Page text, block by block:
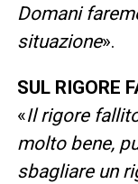
Domani
situazione».
SUL RIGORE
«Il rigore
molto bene,
sbagliare un